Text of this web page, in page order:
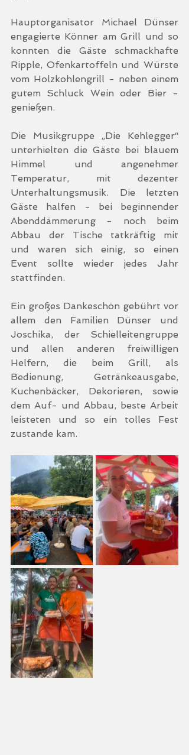
Hauptorganisator Michael Dünser
engagierte Könner am Grill und so
konnten die Gäste schmackhafte
Ripple, Ofenkartoffeln und Würste
vom Holzkohlengrill - neben einem
gutem Schluck Wein oder Bier -
genießen.
Die Musikgruppe „Die Kehlegger“
unterhielten die Gäste bei blauem
Himmel und angenehmer
Temperatur, mit dezenter
Unterhaltungsmusik. Die letzten
Gäste halfen - bei beginnender
Abenddämmerung - noch beim
Abbau der Tische tatkräftig mit
und waren sich einig, so einen
Event sollte wieder jedes Jahr
stattfinden.
Ein großes Dankeschön gebührt vor
allem den Familien Dünser und
Joschika, der Schielleitengruppe
und allen anderen freiwilligen
Helfern, die beim Grill, als
Bedienung, Getränkeausgabe,
Kuchenbäcker, Dekorieren, sowie
dem Auf- und Abbau, beste Arbeit
leisteten und so ein tolles Fest
zustande kam.